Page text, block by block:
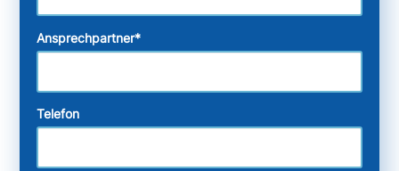
Ansprechpartner*
Telefon